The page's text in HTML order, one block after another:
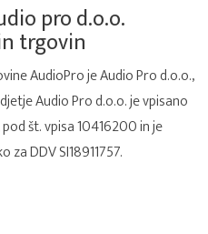
pro d.o.o.
trgovin
AudioPro je Audio Pro d.o.o.,
Audio Pro d.o.o. je vpisano
št. vpisa 10416200 in je
za DDV SI18911757.